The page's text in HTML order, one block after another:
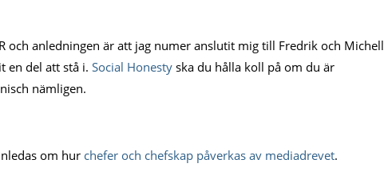
och anledningen är att jag numer anslutit mig till Fredrik och
en del att stå i. Social Honesty ska du hålla koll på om du är
nämligen.
om hur chefer och chefskap påverkas av mediadrevet.